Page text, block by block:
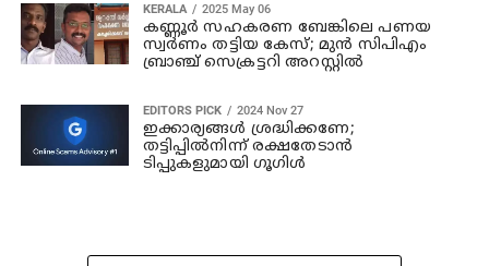
KERALA 2025 May 06
കണ്ണൂര്‍ സഹകരണ ബേങ്കിലെ പണയ
സ്വര്‍ണം തട്ടിയ കേസ്; മുന്‍ സിപിഎം
ബ്രാഞ്ച് സെക്രട്ടറി അറസ്റ്റില്‍
EDITORS PICK 2024 Nov 27
ഇക്കാര്യങ്ങള്‍ ശ്രദ്ധിക്കണേ;
തട്ടിപ്പില്‍നിന്ന് രക്ഷതേടാന്‍
ടിപ്പുകളുമായി ഗൂഗിള്‍